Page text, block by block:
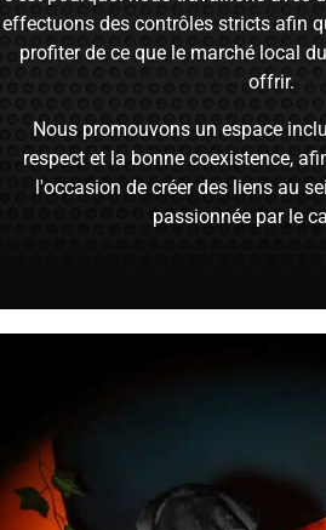
effectuons des contrôles stricts afin
profiter de ce que le marché local
offrir.
Nous promouvons un espace
respect et la bonne coexistence,
l'occasion de créer des liens au
passionnée par le